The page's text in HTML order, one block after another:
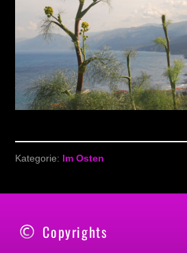
Kategorie: Im Osten
Copyrights